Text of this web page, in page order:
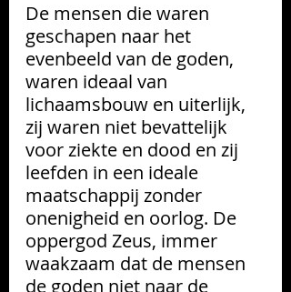
De mensen die waren
geschapen naar het
evenbeeld van de goden,
waren ideaal van
lichaamsbouw en uiterlijk,
zij waren niet bevattelijk
voor ziekte en dood en zij
leefden in een ideale
maatschappij zonder
onenigheid en oorlog. De
oppergod Zeus, immer
waakzaam dat de mensen
de goden niet naar de